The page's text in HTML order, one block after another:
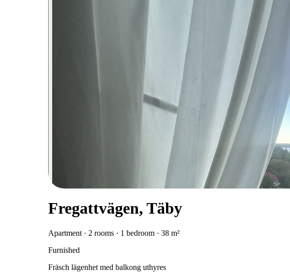
Fregattvägen, Täby
Apartment · 2 rooms · 1 bedroom · 38 m²
Furnished
Fräsch lägenhet med balkong uthyres